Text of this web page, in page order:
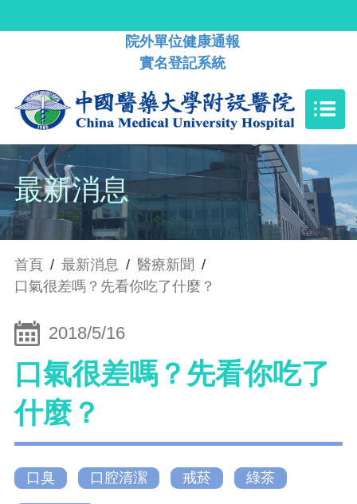
院外單位健康通報
實名登記系統
最新消息
首頁 / 最新消息 / 醫療新聞 /
口氣很差嗎？先看你吃了什麼？
2018/5/16
口氣很差嗎？先看你吃了
什麼？
口臭 口腔清潔 戒菸 綠茶